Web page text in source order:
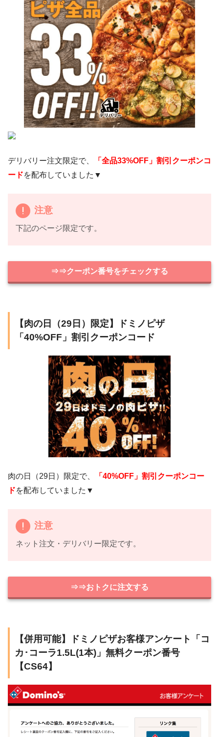
デリバリー注文限定で、
「全品33%OFF」割引クーポンコ
ードを配布していました▼
注意
下記のページ限定です。
⇒⇒クーポン番号をチェックする
【肉の日（29日）限定】ドミノピザ
「40%OFF」割引クーポンコード
肉の日（29日）限定で、
「40%OFF」割引クーポンコー
ドを配布していました▼
注意
ネット注文・デリバリー限定です。
⇒⇒おトクに注文する
【併用可能】ドミノピザお客様アンケート「コ
カ･コーラ1.5L(1本)」無料クーポン番号
【CS64】